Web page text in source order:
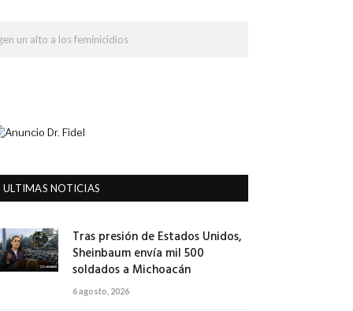
un alto a los feminicidios
ULTIMAS NOTICIAS
Tras presión de Estados Unidos,
Sheinbaum envía mil 500
soldados a Michoacán
6 agosto, 2026